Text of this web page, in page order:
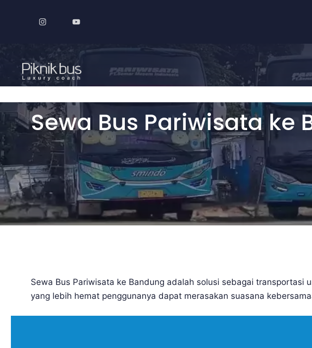
Sewa Bus Pariwisata ke
Sewa Bus Pariwisata ke Bandung adalah solusi sebagai
yang lebih hemat penggunanya dapat merasakan suasana